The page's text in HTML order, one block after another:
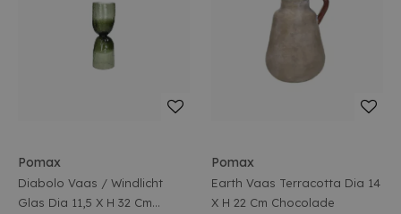
Pomax
Diabolo Vaas / Windlicht
Glas Dia 11,5 X H 32 Cm
Pomax
Earth Vaas Terracotta Dia 14
X H 22 Cm Chocolade